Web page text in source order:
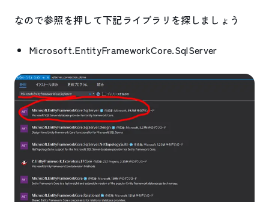
なので参照を押して下記ライブラリを探しましょう
Microsoft.EntityFrameworkCore.SqlServer